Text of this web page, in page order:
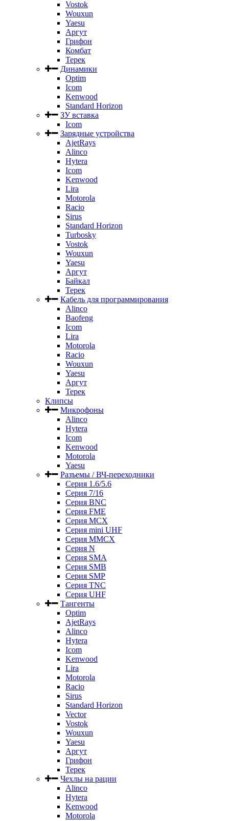
Vostok
Wouxun
Yaesu
Аргут
Грифон
Комбат
Терек
Динамики
Optim
Icom
Kenwood
Standard Horizon
ЗУ вставка
Icom
Зарядные устройства
AjetRays
Alinco
Hytera
Icom
Kenwood
Lira
Motorola
Racio
Sirus
Standard Horizon
Turbosky
Vostok
Wouxun
Yaesu
Аргут
Байкал
Терек
Кабель для программирования
Alinco
Baofeng
Icom
Lira
Motorola
Racio
Wouxun
Yaesu
Аргут
Терек
Клипсы
Микрофоны
Alinco
Hytera
Icom
Kenwood
Motorola
Yaesu
Разъемы / ВЧ-переходники
Серия 1.6/5.6
Серия 7/16
Серия BNC
Серия FME
Серия MCX
Серия mini UHF
Серия MMCX
Серия N
Серия SMA
Серия SMB
Серия SMP
Серия TNC
Серия UHF
Тангенты
Optim
AjetRays
Alinco
Hytera
Icom
Kenwood
Lira
Motorola
Racio
Sirus
Standard Horizon
Vector
Vostok
Wouxun
Yaesu
Аргут
Грифон
Терек
Чехлы на рации
Alinco
Hytera
Kenwood
Motorola